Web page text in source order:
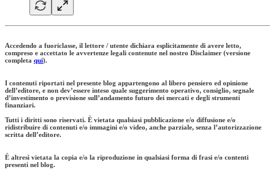
Accedendo a fuoriclasse, il lettore / utente dichiara esplicitamente di avere letto,
compreso e accettato le avvertenze legali contenute nel nostro Disclaimer (versione
completa qui).
I contenuti riportati nel presente blog appartengono al libero pensiero ed opinione
dell’editore, e non dev’essere inteso quale suggerimento operativo, consiglio, segnale
d’investimento o previsione sull’andamento futuro dei mercati e degli strumenti
finanziari.
Tutti i diritti sono riservati. È vietata qualsiasi pubblicazione e/o diffusione e/o
ridistribuire di contenuti e/o immagini e/o video, anche parziale, senza l’autorizzazione
scritta dell’editore.
È altresì vietata la copia e/o la riproduzione in qualsiasi forma di frasi e/o contenti
presenti nel blog.